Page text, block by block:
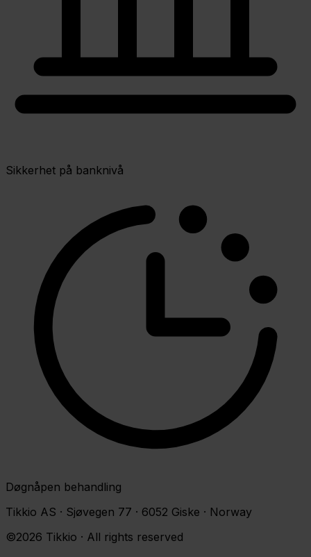
Sikkerhet på banknivå
Døgnåpen behandling
Tikkio AS · Sjøvegen 77 · 6052 Giske · Norway
©2026 Tikkio · All rights reserved